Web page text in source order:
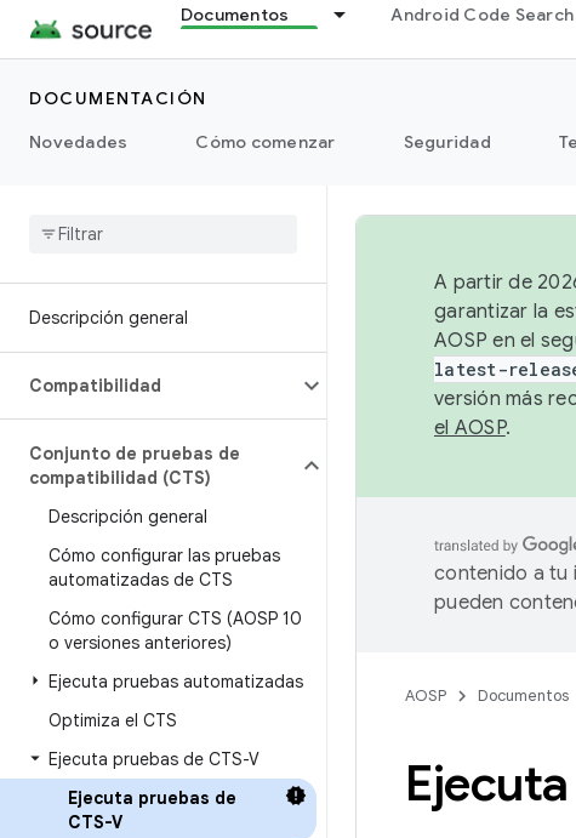
Documentos Android Code Search
DOCUMENTACIÓN
Novedades
Cómo comenzar Seguridad
Descripción general
Compatibilidad
Conjunto de pruebas de
compatibilidad (CTS)
Descripción general
Cómo configurar las pruebas
automatizadas de CTS
Cómo configurar CTS (AOSP 10
o versiones anteriores)
Ejecuta pruebas automatizadas
Optimiza el CTS
Ejecuta pruebas de CTS-V
Ejecuta pruebas de
CTS-V
A partir de
garantizar la
AOSP en el
latest-
versión más
el AOSP.
contenido a tu
pueden
AOSP Documentos